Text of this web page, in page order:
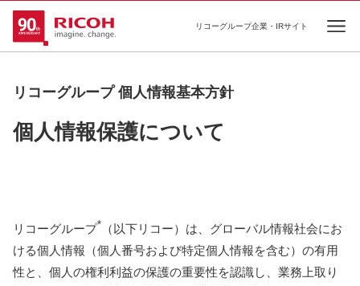
リコーグループ企業・IRサイト
リコーグループ 個人情報基本方針
個人情報保護について
リコーグループ*
（以下リコー）は、グローバル情報社会にお
ける個人情報（個人番号および特定個人情報を含む）の有用
性と、個人の権利利益の保護の重要性を認識し、業務上取り